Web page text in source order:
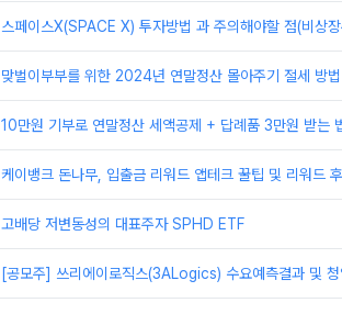
스페이스X(SPACE X) 투자방법 과 주의해야할 점(비상
맞벌이부부를 위한 2024년 연말정산 몰아주기 절세 방법
10만원 기부로 연말정산 세액공제 + 답례품 3만원 받는
케이뱅크 돈나무, 입출금 리워드 앱테크 꿀팁 및 리워드 후
고배당 저변동성의 대표주자 SPHD ETF
[공모주] 쓰리에이로직스(3ALogics) 수요예측결과 및